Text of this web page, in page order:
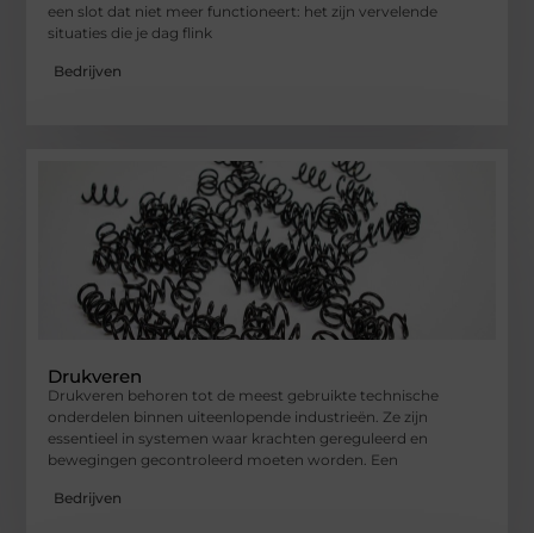
een slot dat niet meer functioneert: het zijn vervelende
situaties die je dag flink
Bedrijven
Drukveren
Drukveren behoren tot de meest gebruikte technische
onderdelen binnen uiteenlopende industrieën. Ze zijn
essentieel in systemen waar krachten gereguleerd en
bewegingen gecontroleerd moeten worden. Een
Bedrijven